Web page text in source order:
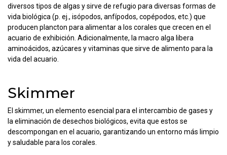
diversos tipos de algas y sirve de refugio para diversas formas de
vida biológica (p. ej., isópodos, anfípodos, copépodos, etc.) que
producen plancton para alimentar a los corales que crecen en el
acuario de exhibición. Adicionalmente, la macro alga libera
aminoácidos, azúcares y vitaminas que sirve de alimento para la
vida del acuario.
Skimmer
El skimmer, un elemento esencial para el intercambio de gases y
la eliminación de desechos biológicos, evita que estos se
descompongan en el acuario, garantizando un entorno más limpio
y saludable para los corales.